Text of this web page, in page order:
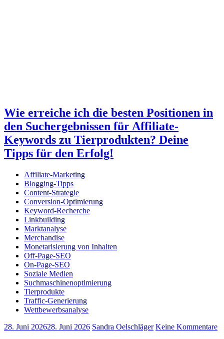
Wie erreiche ich die besten Positionen in
den Suchergebnissen für Affiliate-
Keywords zu Tierprodukten? Deine
Tipps für den Erfolg!
Affiliate-Marketing
Blogging-Tipps
Content-Strategie
Conversion-Optimierung
Keyword-Recherche
Linkbuilding
Marktanalyse
Merchandise
Monetarisierung von Inhalten
Off-Page-SEO
On-Page-SEO
Soziale Medien
Suchmaschinenoptimierung
Tierprodukte
Traffic-Generierung
Wettbewerbsanalyse
28. Juni 202628. Juni 2026 Sandra Oelschläger Keine Kommentare